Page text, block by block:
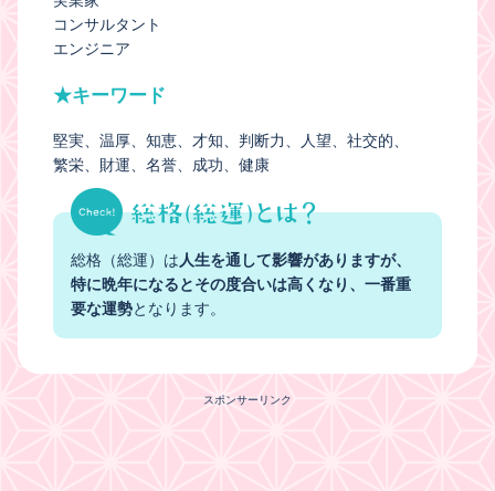
コンサルタント
エンジニア
★キーワード
堅実 温厚 知恵 才知 判断力 人望
社交的
繁栄
財運 名誉 成功 健康
総格（総運）は 人生を通して影響がありますが、
特に晩年になるとその度合いは高くなり、一番重
要な運勢となります。
スポンサーリンク